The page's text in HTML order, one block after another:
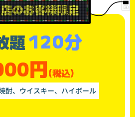
題120分
円(税込)
酎、ウイスキー、ハイボール